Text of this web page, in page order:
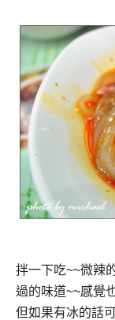
拌一下吃~~微辣
過的味道~~感覺
但如果有冰的話